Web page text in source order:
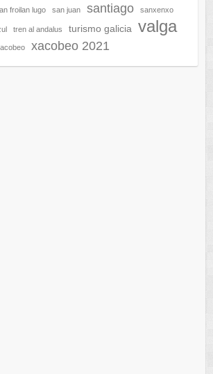
froilan lugo san juan santiago sanxenxo
tren al andalus turismo galicia valga
xacobeo 2021